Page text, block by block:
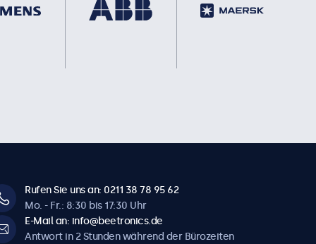
Rufen Sie uns an: 0211 38 78 95 62
Mo. - Fr.: 8:30 bis 17:30 Uhr
E-Mail an: info@beetronics.de
Antwort in 2 Stunden während der Bürozeiten